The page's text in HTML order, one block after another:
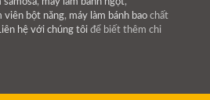
samosa, máy làm bánh ngọt,
viên bột năng, máy làm bánh bao chất
hệ với chúng tôi để biết thêm chi